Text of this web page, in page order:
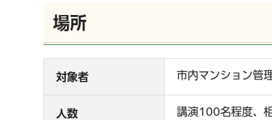
場所
対象者 市内マンション管
人数 講演100名程度、